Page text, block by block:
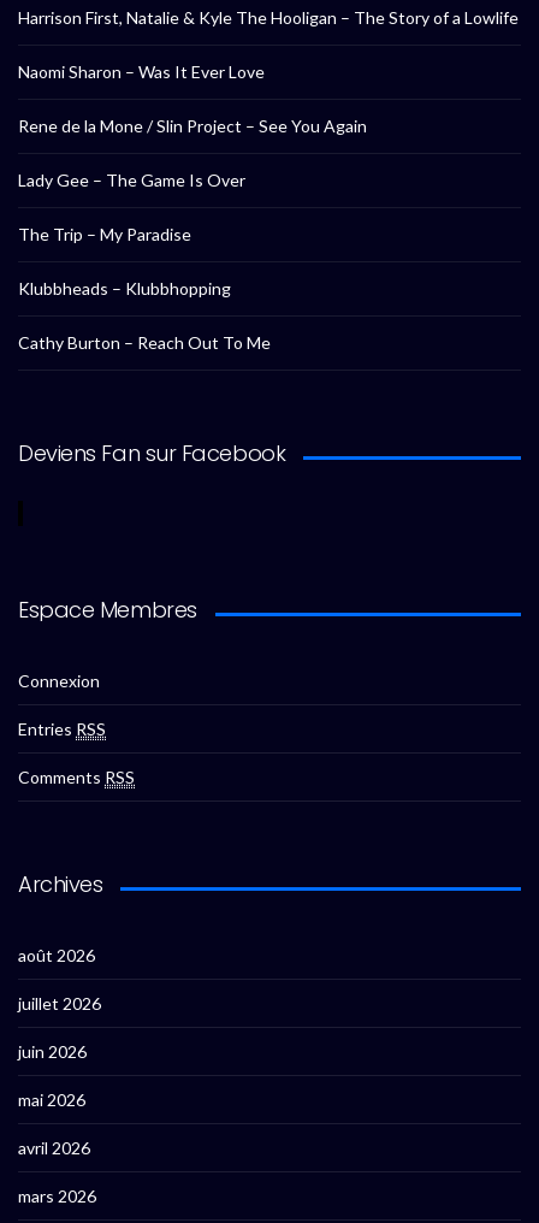
Harrison First, Natalie & Kyle The Hooligan – The Story of a Lowlife
Naomi Sharon – Was It Ever Love
Rene de la Mone / Slin Project – See You Again
Lady Gee – The Game Is Over
The Trip – My Paradise
Klubbheads – Klubbhopping
Cathy Burton – Reach Out To Me
Deviens Fan sur Facebook
Espace Membres
Connexion
Entries RSS
Comments RSS
Archives
août 2026
juillet 2026
juin 2026
mai 2026
avril 2026
mars 2026